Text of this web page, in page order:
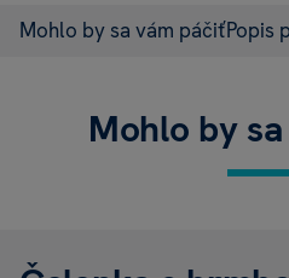
Mohlo by sa vám páčiťPopis
Mohlo by